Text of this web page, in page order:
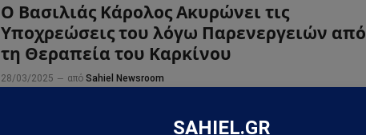
Ο Βασιλιάς Κάρολος Ακυρώνει τις
Υποχρεώσεις του λόγω Παρενεργειών από
τη Θεραπεία του Καρκίνου
28/03/2025 από Sahiel Newsroom
προσωρινών παρενεργειών από τη θεραπεία του καρκίνου.